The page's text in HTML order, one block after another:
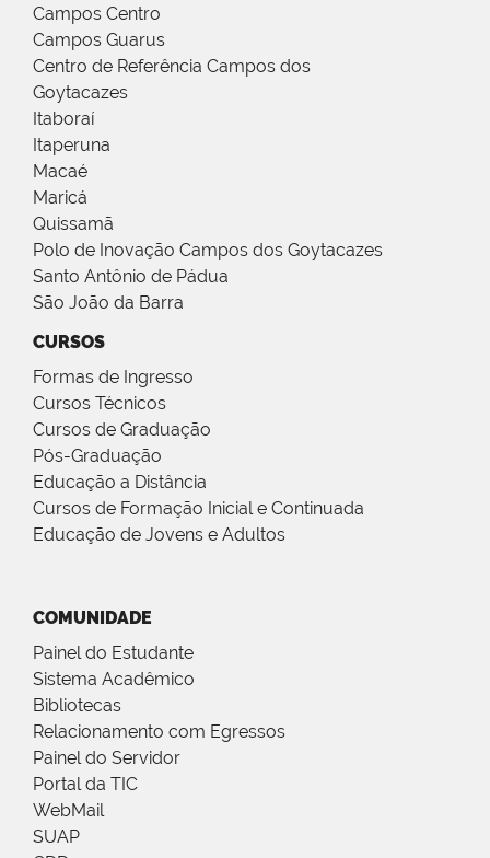
Campos Centro
Campos Guarus
Centro de Referência Campos dos
Goytacazes
Itaboraí
Itaperuna
Macaé
Maricá
Quissamã
Polo de Inovação Campos dos Goytacazes
Santo Antônio de Pádua
São João da Barra
CURSOS
Formas de Ingresso
Cursos Técnicos
Cursos de Graduação
Pós-Graduação
Educação a Distância
Cursos de Formação Inicial e Continuada
Educação de Jovens e Adultos
COMUNIDADE
Painel do Estudante
Sistema Acadêmico
Bibliotecas
Relacionamento com Egressos
Painel do Servidor
Portal da TIC
WebMail
SUAP